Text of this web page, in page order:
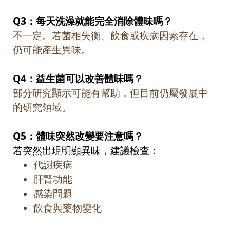
Q3 ：每天洗澡就能完全消除體味嗎？
不一定。若菌相失衡、飲食或疾病因素存在，
仍可能產生異味。
Q4 ：益生菌可以改善體味嗎？
部分研究顯示可能有幫助，但目前仍屬發展中
的研究領域。
Q5 ：體味突然改變要注意嗎？
若突然出現明顯異味，建議檢查：
代謝疾病
肝腎功能
感染問題
飲食與藥物變化